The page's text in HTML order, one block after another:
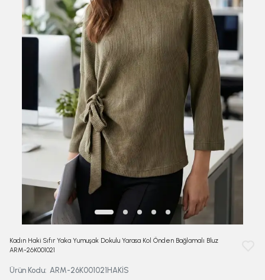
Kadın Haki Sıfır Yaka Yumuşak Dokulu Yarasa Kol Önden Bağlamalı Bluz
ARM-26K001021
Ürün Kodu: ARM-26K001021HAKİS